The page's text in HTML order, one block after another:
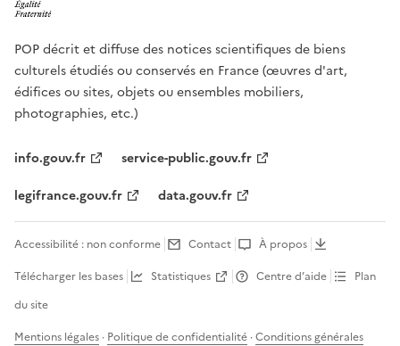
POP décrit et diffuse des notices scientifiques de biens
culturels étudiés ou conservés en France (œuvres d'art,
édifices ou sites, objets ou ensembles mobiliers,
photographies, etc.)
info.gouv.fr
service-public.gouv.fr
legifrance.gouv.fr
data.gouv.fr
Accessibilité : non conforme Contact
À propos
Télécharger les bases
Statistiques Centre d’aide
Plan
du site
Mentions légales · Politique de confidentialité ·Conditions générales